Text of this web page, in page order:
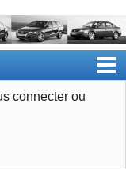
connecter ou